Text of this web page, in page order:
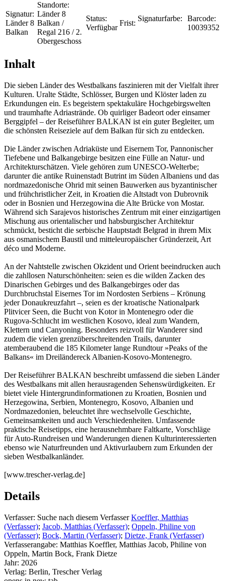
Signatur:
Länder 8
Balkan
Standorte:
Länder 8
Balkan /
Regal 216 / 2.
Obergeschoss
Status:
Verfügbar
Frist:
Signaturfarbe:
Barcode:
10039352
Inhalt
Die sieben Länder des Westbalkans faszinieren mit der Vielfalt ihrer
Kulturen. Uralte Städte, Schlösser, Burgen und Klöster laden zu
Erkundungen ein. Es begeistern spektakuläre Hochgebirgswelten
und traumhafte Adriastrände. Ob quirliger Badeort oder einsamer
Berggipfel – der Reiseführer BALKAN ist ein guter Begleiter, um
die schönsten Reiseziele auf dem Balkan für sich zu entdecken.
Die Länder zwischen Adriaküste und Eisernem Tor, Pannonischer
Tiefebene und Balkangebirge besitzen eine Fülle an Natur- und
Architekturschätzen. Viele gehören zum UNESCO-Welterbe;
darunter die antike Ruinenstadt Butrint im Süden Albaniens und das
nordmazedonische Ohrid mit seinen Bauwerken aus byzantinischer
und frühchristlicher Zeit, in Kroatien die Altstadt von Dubrovnik
oder in Bosnien und Herzegowina die Alte Brücke von Mostar.
Während sich Sarajevos historisches Zentrum mit einer einzigartigen
Mischung aus orientalischer und habsburgischer Architektur
schmückt, besticht die serbische Hauptstadt Belgrad in ihrem Mix
aus osmanischem Baustil und mitteleuropäischer Gründerzeit, Art
déco und Moderne.
An der Nahtstelle zwischen Okzident und Orient beeindrucken auch
die zahllosen Naturschönheiten: seien es die wilden Zacken des
Dinarischen Gebirges und des Balkangebirges oder das
Durchbruchstal Eisernes Tor im Nordosten Serbiens – Krönung
jeder Donaukreuzfahrt –, seien es der kroatische Nationalpark
Plitvicer Seen, die Bucht von Kotor in Montenegro oder die
Rugova-Schlucht im westlichen Kosovo, ideal zum Wandern,
Klettern und Canyoning. Besonders reizvoll für Wanderer sind
zudem die vielen grenzüberschreitenden Trails, darunter
atemberaubend die 185 Kilometer lange Rundtour »Peaks of the
Balkans« im Dreiländereck Albanien-Kosovo-Montenegro.
Der Reiseführer BALKAN beschreibt umfassend die sieben Länder
des Westbalkans mit allen herausragenden Sehenswürdigkeiten. Er
bietet viele Hintergrundinformationen zu Kroatien, Bosnien und
Herzegowina, Serbien, Montenegro, Kosovo, Albanien und
Nordmazedonien, beleuchtet ihre wechselvolle Geschichte,
Gemeinsamkeiten und auch Verschiedenheiten. Umfassende
praktische Reisetipps, eine herausnehmbare Faltkarte, Vorschläge
für Auto-Rundreisen und Wanderungen dienen Kulturinteressierten
ebenso wie Naturfreunden und Aktivurlaubern zum Erkunden der
sieben Westbalkanländer.
[www.trescher-verlag.de]
Details
Verfasser: Suche nach diesem Verfasser Koeffler, Matthias
(Verfasser); Jacob, Matthias (Verfasser); Oppeln, Philine von
(Verfasser); Bock, Martin (Verfasser); Dietze, Frank (Verfasser)
Verfasserangabe: Matthias Koeffler, Matthias Jacob, Philine von
Oppeln, Martin Bock, Frank Dietze
Jahr: 2026
Verlag: Berlin, Trescher Verlag